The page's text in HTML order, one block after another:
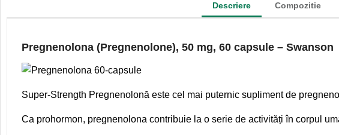
Descriere Compozitie
Pregnenolona (Pregnenolone), 50 mg, 60 capsule – Swanson
Super-Strength Pregnenolonă este cel mai puternic supliment de
Ca prohormon, pregnenolona contribuie la o serie de activități în corpul